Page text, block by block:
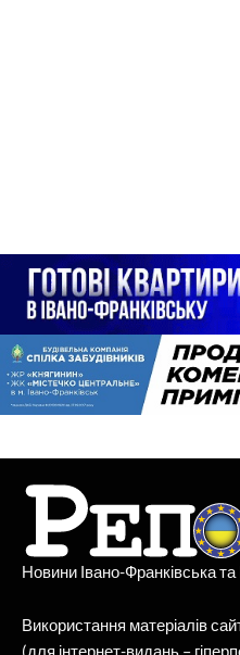
Новини Івано-Франківська
Використання матеріалів